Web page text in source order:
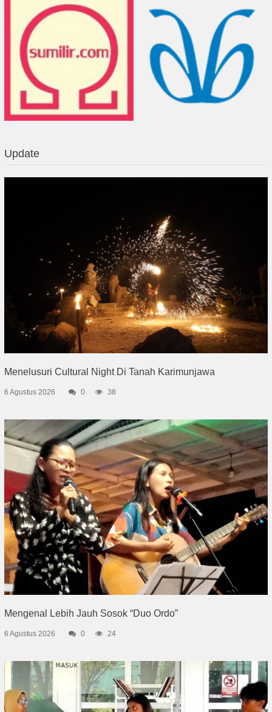
Update
Menelusuri Cultural Night Di Tanah Karimunjawa
6 Agustus 2026 0 38
Mengenal Lebih Jauh Sosok “Duo Ordo”
6 Agustus 2026 0 24